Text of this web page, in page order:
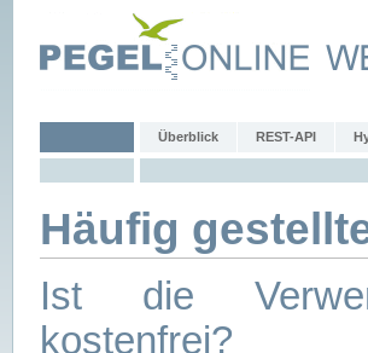
Überblick REST-API
Häufig
Ist die
kostenfrei?